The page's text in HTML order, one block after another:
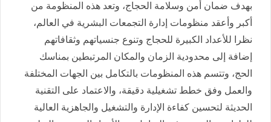
بهدف ضمان أمن وسلامة الحجاج، وتعد هذه المنظومة من
أكبر وأعقد منظومات إدارة التجمعات البشرية في العالم،
نظرا للأعداد الكبيرة للحجاج وتنوع جنسياتهم وثقافاتهم
إضافة إلى محدودية الزمان والمكان المرتبطين بمناسك
الحج، وتتسم هذه المنظومات بالتكامل بين الجهات المختلفة
والعمل وفق خطط تشغيلية دقيقة، والاعتماد على التقنية
الحديثة لتحسين كفاءة الإدارة والتشغيل والجاهزية العالية